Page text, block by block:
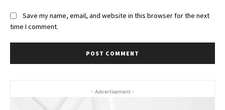
Save my name, email, and website in this browser for the next
time I comment.
- Advertisement -